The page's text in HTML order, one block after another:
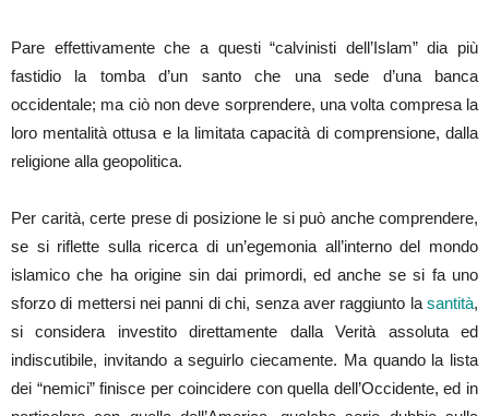
Pare effettivamente che a questi “calvinisti dell’Islam” dia più
fastidio la tomba d’un santo che una sede d’una banca
occidentale; ma ciò non deve sorprendere, una volta compresa la
loro mentalità ottusa e la limitata capacità di comprensione, dalla
religione alla geopolitica.
Per carità, certe prese di posizione le si può anche comprendere,
se si riflette sulla ricerca di un’egemonia all’interno del mondo
islamico che ha origine sin dai primordi, ed anche se si fa uno
sforzo di mettersi nei panni di chi, senza aver raggiunto la santità,
si considera investito direttamente dalla Verità assoluta ed
indiscutibile, invitando a seguirlo ciecamente. Ma quando la lista
dei “nemici” finisce per coincidere con quella dell’Occidente, ed in